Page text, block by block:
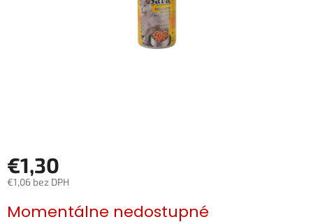
€1,30
€1,06 bez DPH
cena:
Momentálne nedostupné